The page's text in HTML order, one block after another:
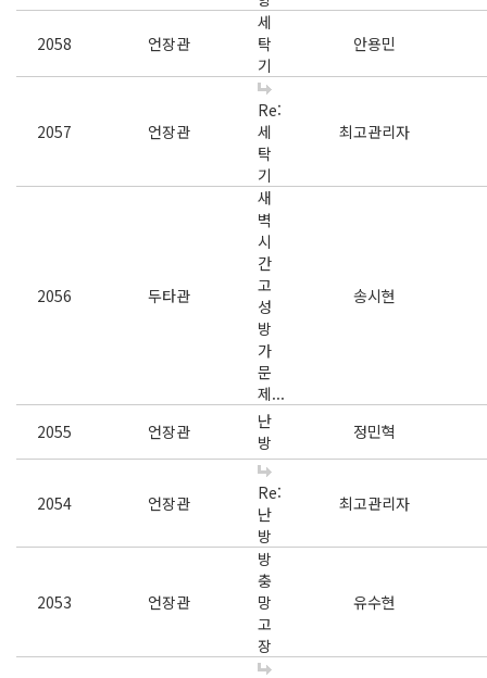
2058 언장관
세
탁
기
안용민
2057 언장관
Re:
세
탁
기
최고관리자
2056 두타관
새
벽
시
간
고
성
방
가
문
제...
송시현
2055 언장관
난
방
정민혁
2054 언장관
Re:
난
방
최고관리자
2053 언장관
방
충
망
고
장
유수현